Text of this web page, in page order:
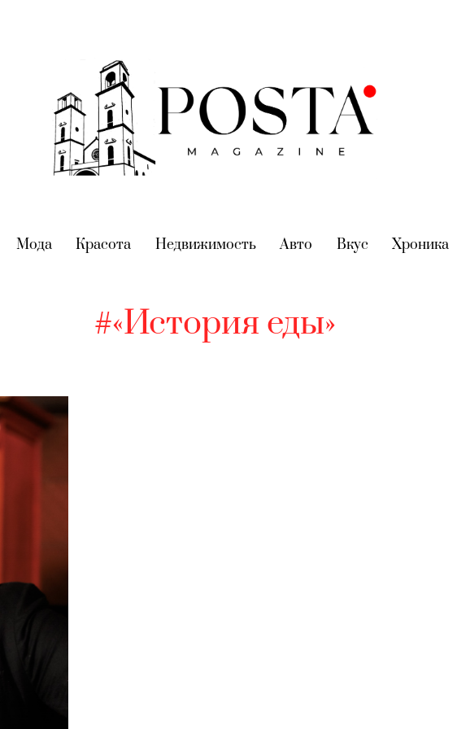
(current)
Мода(current)
Красота (current)
Недвижимость(current)
Авто (current)
Вкус (current)
Хроника
#«История еды»